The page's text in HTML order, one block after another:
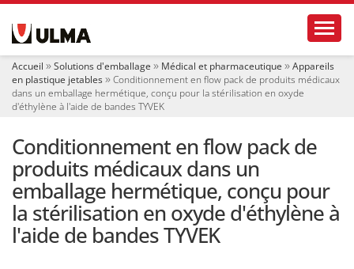
i
Accueil Solutions d'emballage Médical et pharmaceutique
Appareils
en plastique jetables
Conditionnement en flow pack de produits médicaux
dans un emballage hermétique, conçu pour la stérilisation en oxyde
d'éthylène à l'aide de bandes TYVEK
Conditionnement en flow pack de
produits médicaux dans un
emballage hermétique, conçu pour
la stérilisation en oxyde d'éthylène à
l'aide de bandes TYVEK